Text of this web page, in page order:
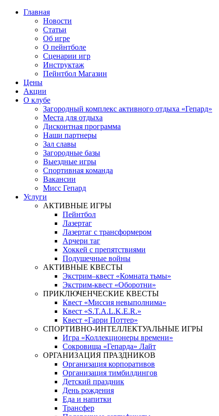
Главная
Новости
Статьи
Об игре
О пейнтболе
Сценарии игр
Инструктаж
Пейнтбол Магазин
Цены
Акции
О клубе
Загородный комплекс активного отдыха «Гепард»
Места для отдыха
Дисконтная программа
Наши партнеры
Зал славы
Загородные базы
Выездные игры
Спортивная команда
Вакансии
Мисс Гепард
Услуги
АКТИВНЫЕ ИГРЫ
Пейнтбол
Лазертаг
Лазертаг с трансформером
Арчери таг
Хоккей с препятствиями
Подушечные войны
АКТИВНЫЕ КВЕСТЫ
Экстрим–квест «Комната тьмы»
Экстрим-квест «Оборотни»
ПРИКЛЮЧЕНЧЕСКИЕ КВЕСТЫ
Квест «Миссия невыполнима»
Квест «S.T.A.L.K.E.R.»
Квест «Гарри Поттер»
СПОРТИВНО-ИНТЕЛЛЕКТУАЛЬНЫЕ ИГРЫ
Игра «Коллекционеры времени»
Сокровища «Гепарда» Лайт
ОРГАНИЗАЦИЯ ПРАЗДНИКОВ
Организация корпоративов
Организация тимбилдингов
Детский праздник
День рождения
Еда и напитки
Трансфер